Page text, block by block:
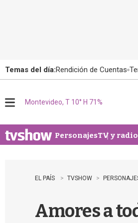
Temas del día:Rendición de Cuentas
u
Montevideo, T 10° H 71%
PersonajesTV y radio
EL PAÍS TVSHOW
Amores a